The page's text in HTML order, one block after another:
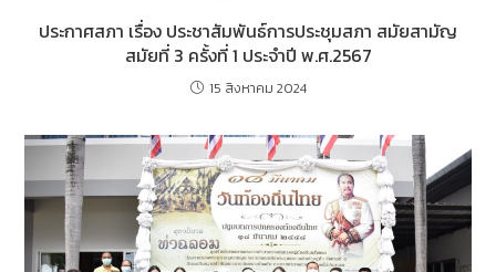
ประกาศสภา เรื่อง ประชาสัมพันธ์การประชุมสภา สมัยสามัญ
สมัยที่ 3 ครั้งที่ 1 ประจำปี พ.ศ.2567
15 สิงหาคม 2024